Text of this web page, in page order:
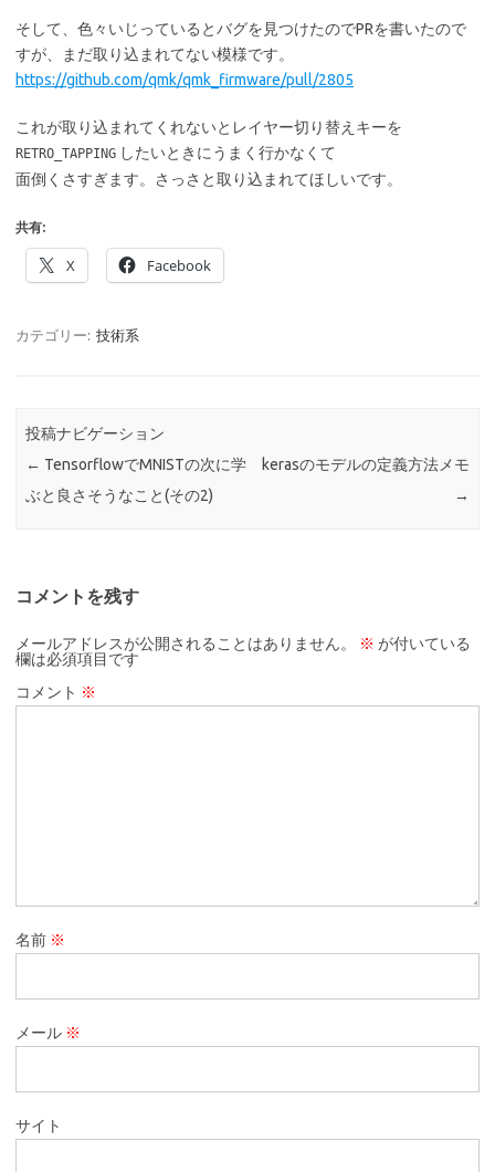
そして、色々いじっているとバグを見つけたのでPRを書いたので
すが、まだ取り込まれてない模様です。
https://github.com/qmk/qmk_firmware/pull/2805
これが取り込まれてくれないとレイヤー切り替えキーを
RETRO_TAPPING したいときにうまく行かなくて
面倒くさすぎます。さっさと取り込まれてほしいです。
共有:
X Facebook
カテゴリー: 技術系
投稿ナビゲーション
← TensorflowでMNISTの次に学
ぶと良さそうなこと(その2)
kerasのモデルの定義方法メモ
→
コメントを残す
メールアドレスが公開されることはありません。 ※ が付いている
欄は必須項目です
コメント ※
名前 ※
メール ※
サイト